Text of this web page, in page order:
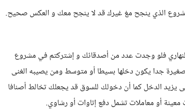
الذي ينجح مغ غيرك قد لا ينجح معك و العكس صحيح.
فلو وجدت عدد من أصدقائك و إشتركتم في مشروع
جدا يكون دخلها بسيطا أو متوسط ومن يصيبه الغنى
يزيد الدخل كما أن دخولك للسوق قد يجعلك تخالط أصنافا
أو معاملات تشمل دفع إتاوات أو رشاوي.